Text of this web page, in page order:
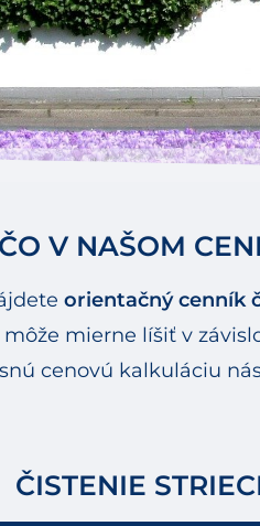
V NAŠOM
orientačný cenník
mierne líšiť v
cenovú kalkuláciu
ČISTENIE